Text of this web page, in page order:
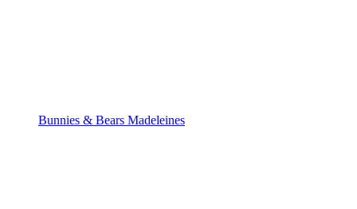
Bunnies & Bears Madeleines